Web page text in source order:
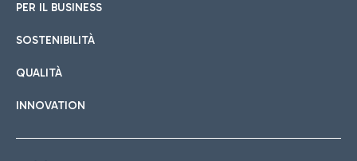
PER IL BUSINESS
SOSTENIBILITÀ
QUALITÀ
INNOVATION